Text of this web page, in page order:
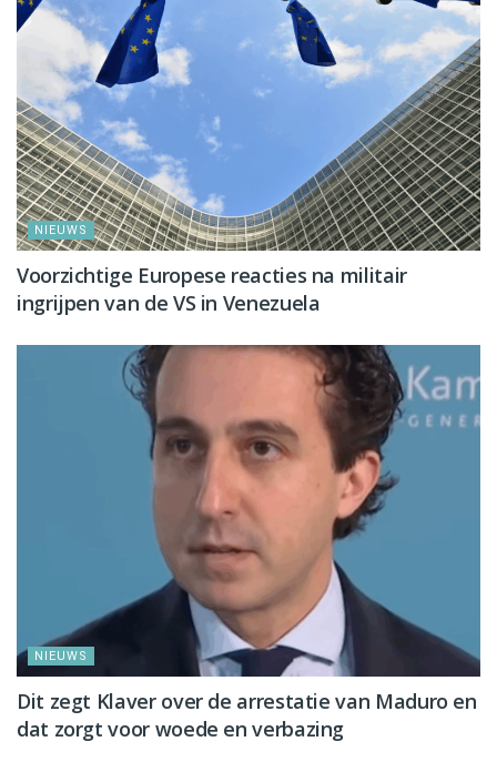
NIEUWS
Voorzichtige Europese reacties na militair
ingrijpen van de VS in Venezuela
NIEUWS
Dit zegt Klaver over de arrestatie van Maduro en
dat zorgt voor woede en verbazing